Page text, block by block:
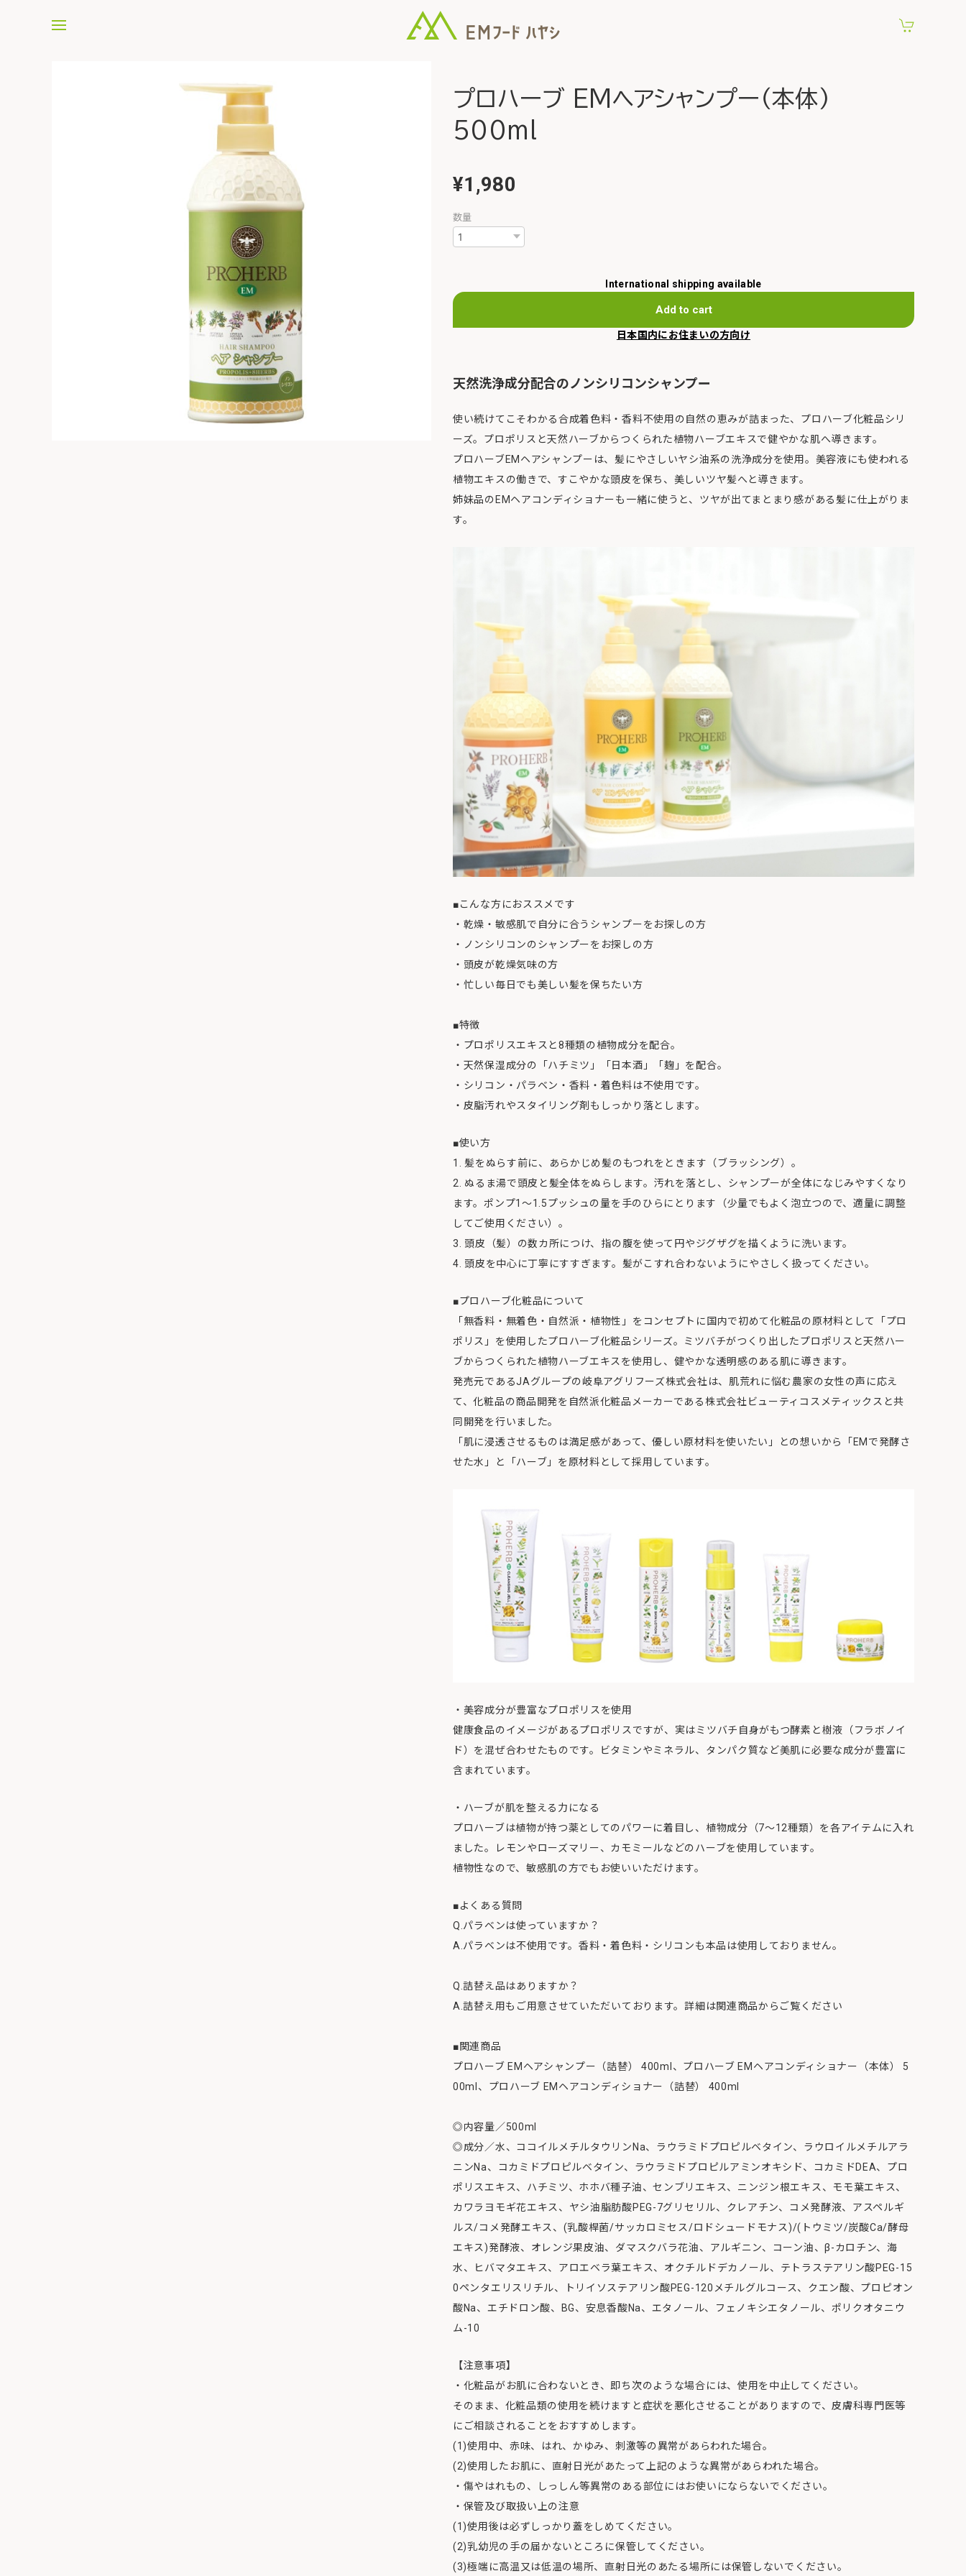
プロハーブ EMヘアシャンプー（本体）
500ml
¥1,980
数量
International shipping available
Add to cart
日本国内にお住まいの方向け
天然洗浄成分配合のノンシリコンシャンプー
使い続けてこそわかる合成着色料・香料不使用の自然の恵みが詰まった、プロハーブ化粧品シリ
ーズ。プロポリスと天然ハーブからつくられた植物ハーブエキスで健やかな肌へ導きます。
プロハーブEMヘアシャンプーは、髪にやさしいヤシ油系の洗浄成分を使用。美容液にも使われる
植物エキスの働きで、すこやかな頭皮を保ち、美しいツヤ髪へと導きます。
姉妹品のEMヘアコンディショナーも一緒に使うと、ツヤが出てまとまり感がある髪に仕上がりま
す。
■こんな方におススメです
・乾燥・敏感肌で自分に合うシャンプーをお探しの方
・ノンシリコンのシャンプーをお探しの方
・頭皮が乾燥気味の方
・忙しい毎日でも美しい髪を保ちたい方
■特徴
・プロポリスエキスと8種類の植物成分を配合。
・天然保湿成分の「ハチミツ」「日本酒」「麹」を配合。
・シリコン・パラベン・香料・着色料は不使用です。
・皮脂汚れやスタイリング剤もしっかり落とします。
■使い方
1. 髪をぬらす前に、あらかじめ髪のもつれをときます（ブラッシング）。
2. ぬるま湯で頭皮と髪全体をぬらします。汚れを落とし、シャンプーが全体になじみやすくなり
ます。ポンプ1～1.5プッシュの量を手のひらにとります（少量でもよく泡立つので、適量に調整
してご使用ください）。
3. 頭皮（髪）の数カ所につけ、指の腹を使って円やジグザグを描くように洗います。
4. 頭皮を中心に丁寧にすすぎます。髪がこすれ合わないようにやさしく扱ってください。
■プロハーブ化粧品について
「無香料・無着色・自然派・植物性」をコンセプトに国内で初めて化粧品の原材料として「プロ
ポリス」を使用したプロハーブ化粧品シリーズ。ミツバチがつくり出したプロポリスと天然ハー
ブからつくられた植物ハーブエキスを使用し、健やかな透明感のある肌に導きます。
発売元であるJAグループの岐阜アグリフーズ株式会社は、肌荒れに悩む農家の女性の声に応え
て、化粧品の商品開発を自然派化粧品メーカーである株式会社ビューティコスメティックスと共
同開発を行いました。
「肌に浸透させるものは満足感があって、優しい原材料を使いたい」との想いから「EMで発酵さ
せた水」と「ハーブ」を原材料として採用しています。
・美容成分が豊富なプロポリスを使用
健康食品のイメージがあるプロポリスですが、実はミツバチ自身がもつ酵素と樹液（フラボノイ
ド）を混ぜ合わせたものです。ビタミンやミネラル、タンパク質など美肌に必要な成分が豊富に
含まれています。
・ハーブが肌を整える力になる
プロハーブは植物が持つ薬としてのパワーに着目し、植物成分（7～12種類）を各アイテムに入れ
ました。レモンやローズマリー、カモミールなどのハーブを使用しています。
植物性なので、敏感肌の方でもお使いいただけます。
■よくある質問
Q.パラベンは使っていますか？
A.パラベンは不使用です。香料・着色料・シリコンも本品は使用しておりません。
Q.詰替え品はありますか？
A.詰替え用もご用意させていただいております。詳細は関連商品からご覧ください
■関連商品
プロハーブ EMヘアシャンプー（詰替） 400ml、プロハーブ EMヘアコンディショナー（本体） 5
00ml、プロハーブ EMヘアコンディショナー（詰替） 400ml
◎内容量／500ml
◎成分／水、ココイルメチルタウリンNa、ラウラミドプロピルベタイン、ラウロイルメチルアラ
ニンNa、コカミドプロピルベタイン、ラウラミドプロピルアミンオキシド、コカミドDEA、プロ
ポリスエキス、ハチミツ、ホホバ種子油、センブリエキス、ニンジン根エキス、モモ葉エキス、
カワラヨモギ花エキス、ヤシ油脂肪酸PEG-7グリセリル、クレアチン、コメ発酵液、アスペルギ
ルス/コメ発酵エキス、(乳酸桿菌/サッカロミセス/ロドシュードモナス)/(トウミツ/炭酸Ca/酵母
エキス)発酵液、オレンジ果皮油、ダマスクバラ花油、アルギニン、コーン油、β-カロチン、海
水、ヒバマタエキス、アロエベラ葉エキス、オクチルドデカノール、テトラステアリン酸PEG-15
0ペンタエリスリチル、トリイソステアリン酸PEG-120メチルグルコース、クエン酸、プロピオン
酸Na、エチドロン酸、BG、安息香酸Na、エタノール、フェノキシエタノール、ポリクオタニウ
ム-10
【注意事項】
・化粧品がお肌に合わないとき、即ち次のような場合には、使用を中止してください。
そのまま、化粧品類の使用を続けますと症状を悪化させることがありますので、皮膚科専門医等
にご相談されることをおすすめします。
(1)使用中、赤味、はれ、かゆみ、刺激等の異常があらわれた場合。
(2)使用したお肌に、直射日光があたって上記のような異常があらわれた場合。
・傷やはれもの、しっしん等異常のある部位にはお使いにならないでください。
・保管及び取扱い上の注意
(1)使用後は必ずしっかり蓋をしめてください。
(2)乳幼児の手の届かないところに保管してください。
(3)極端に高温又は低温の場所、直射日光のあたる場所には保管しないでください。